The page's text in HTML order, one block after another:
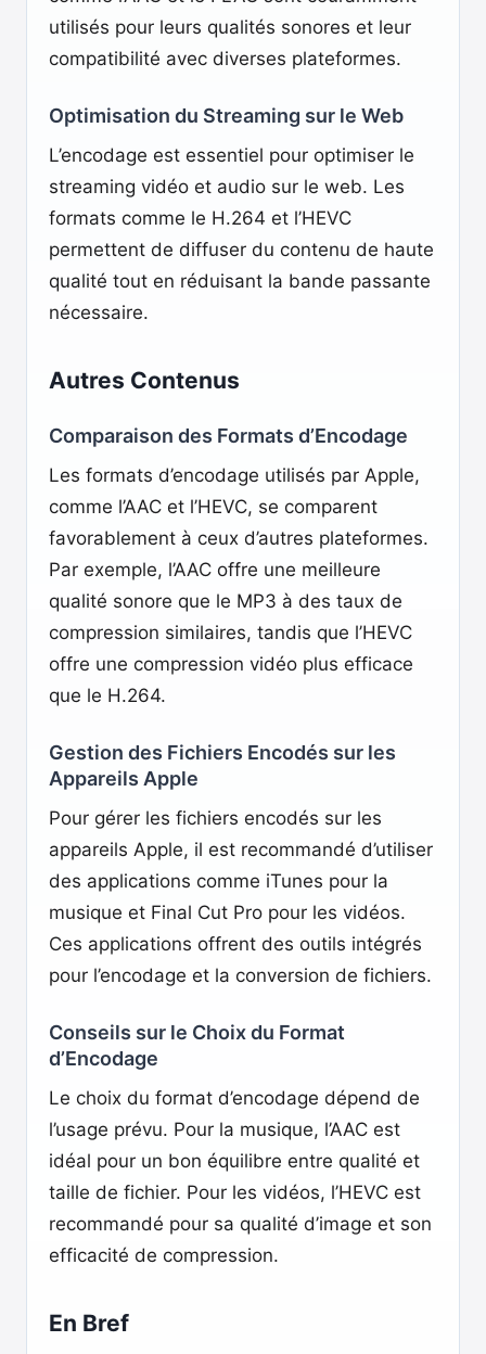
utilisés pour leurs qualités sonores et leur
compatibilité avec diverses plateformes.
Optimisation du Streaming sur le Web
L’encodage est essentiel pour optimiser le
streaming vidéo et audio sur le web. Les
formats comme le H.264 et l’HEVC
permettent de diffuser du contenu de haute
qualité tout en réduisant la bande passante
nécessaire.
Autres Contenus
Comparaison des Formats d’Encodage
Les formats d’encodage utilisés par Apple,
comme l’AAC et l’HEVC, se comparent
favorablement à ceux d’autres plateformes.
Par exemple, l’AAC offre une meilleure
qualité sonore que le MP3 à des taux de
compression similaires, tandis que l’HEVC
offre une compression vidéo plus efficace
que le H.264.
Gestion des Fichiers Encodés sur les
Appareils Apple
Pour gérer les fichiers encodés sur les
appareils Apple, il est recommandé d’utiliser
des applications comme iTunes pour la
musique et Final Cut Pro pour les vidéos.
Ces applications offrent des outils intégrés
pour l’encodage et la conversion de fichiers.
Conseils sur le Choix du Format
d’Encodage
Le choix du format d’encodage dépend de
l’usage prévu. Pour la musique, l’AAC est
idéal pour un bon équilibre entre qualité et
taille de fichier. Pour les vidéos, l’HEVC est
recommandé pour sa qualité d’image et son
efficacité de compression.
En Bref